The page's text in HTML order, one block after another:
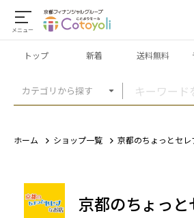
メニュー
カテゴリから探す
トップ 新着 送料無料
ホーム ショップ一覧 京都のちょっとセレ
京都のちょっ